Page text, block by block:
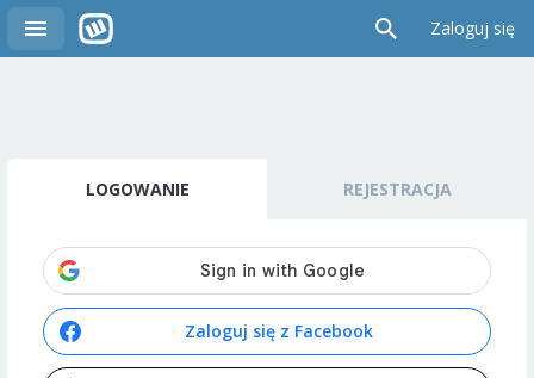
Zaloguj się
LOGOWANIE REJESTRACJA
Zaloguj się z Facebook